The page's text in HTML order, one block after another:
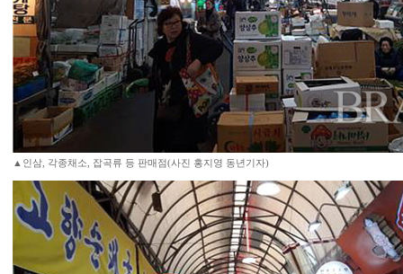
▲인삼, 각종채소, 잡곡류 등 판매점(사진 홍지영 동년기자)